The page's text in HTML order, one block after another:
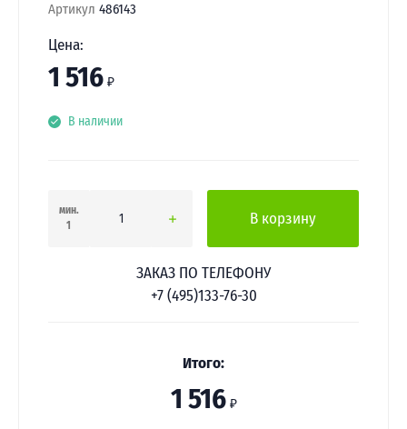
Артикул 486143
Цена:
1 516 ₽
В наличии
мин.
1
В корзину
ЗАКАЗ ПО ТЕЛЕФОНУ
+7 (495)133-76-30
Итого:
1 516 ₽